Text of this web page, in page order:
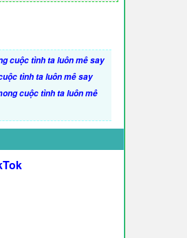
cuộc tình ta luôn mê say
tình ta luôn mê say
cuộc tình ta luôn mê